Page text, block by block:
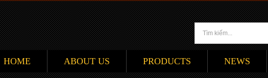
HOME ABOUT US PRODUCTS NEWS